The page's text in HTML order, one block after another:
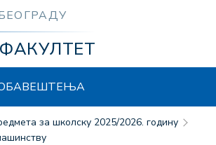
за школску 2025/2026. годину